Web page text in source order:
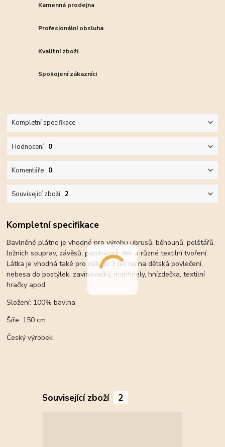
Kamenná prodejna
Profesionální obsluha
Kvalitní zboží
Spokojení zákazníci
Kompletní specifikace
Hodnocení 0
Komentáře 0
Související zboží 2
Kompletní specifikace
Bavlněné plátno je vhodné pro výrobu ubrusů, běhounů, polštářů,
ložních souprav, závěsů, patchwork dek a různé textilní tvoření.
Látka je vhodná také pro děti do 3 let na na dětská povlečení,
nebesa do postýlek, zavinovačky, mantinely, hnízdečka, textilní
hračky apod.
Složení: 100% bavlna
Šíře: 150 cm
Český výrobek
Související zboží 2